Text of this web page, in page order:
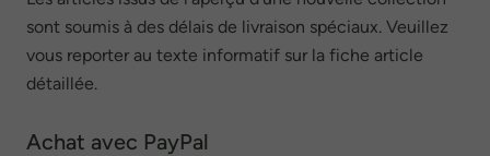
sont soumis à des délais de livraison spéciaux. Veuillez
vous reporter au texte informatif sur la fiche article
détaillée.
Achat avec PayPal